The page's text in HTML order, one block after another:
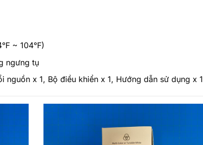
~ 104°F)
ngưng tụ
nguồn x 1, Bộ điều khiển x 1, Hướng dẫn sử dụng x 1